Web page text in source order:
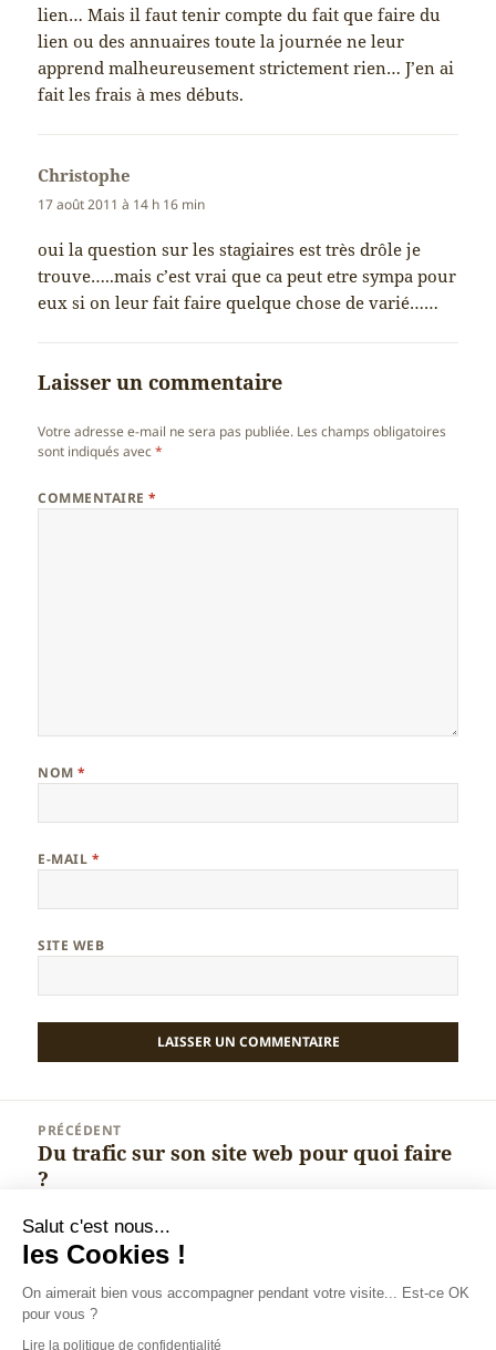
lien… Mais il faut tenir compte du fait que faire du
lien ou des annuaires toute la journée ne leur
apprend malheureusement strictement rien… J’en ai
fait les frais à mes débuts.
Christophe
17 août 2011 à 14 h 16 min
oui la question sur les stagiaires est très drôle je
trouve…..mais c’est vrai que ca peut etre sympa pour
eux si on leur fait faire quelque chose de varié……
Laisser un commentaire
Votre adresse e-mail ne sera pas publiée. Les champs obligatoires
sont indiqués avec*
COMMENTAIRE*
NOM*
E-MAIL *
SITE WEB
l’article
PRÉCÉDENT
Article
précédent :
Du trafic sur son site web pour quoi faire
?
Article
suivant :
MEEL, un site web pour chaque
entreprise : bonne idée ?
Salut c'est nous...
les Cookies !
On aimerait bien vous accompagner pendant votre visite... Est-ce OK
pour vous ?
Lire la politique de confidentialité